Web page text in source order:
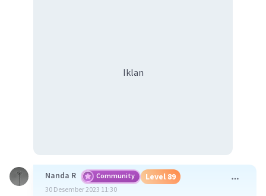
Iklan
Nanda R Community Level 89
30 Desember 2023 11:30